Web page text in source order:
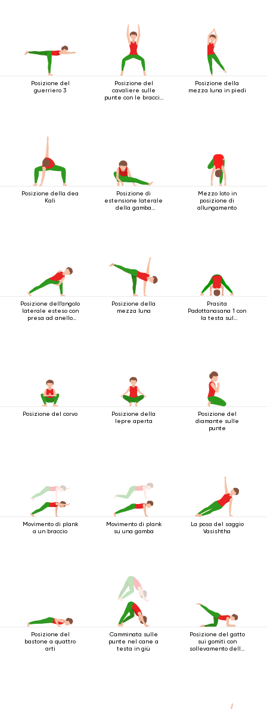
Posizione del
guerriero 3
Posizione del
cavaliere sulle
punte con le braccia
Posizione della
mezza luna in piedi
Posizione della dea
Kali
Posizione di
estensione laterale
della gamba
Mezzo loto in
posizione di
allungamento
Posizione dell'angolo
laterale esteso con
presa ad anello
Posizione della
mezza luna
Prasita
Padottanasana 1 con
la testa sul
Posizione del corvo
Posizione della
lepre aperta
Posizione del
diamante sulle
punte
Movimento di plank
a un braccio
Movimento di plank
su una gamba
La posa del saggio
Vasishtha
Posizione del
bastone a quattro
arti
Camminata sulle
punte nel cane a
testa in giù
Posizione del gatto
sui gomiti con
sollevamento della